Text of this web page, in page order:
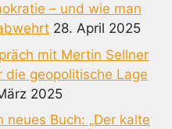
– und wie man
28. April 2025
mit Mertin Sellner
die geopolitische Lage
2025
neues Buch: „Der kalte